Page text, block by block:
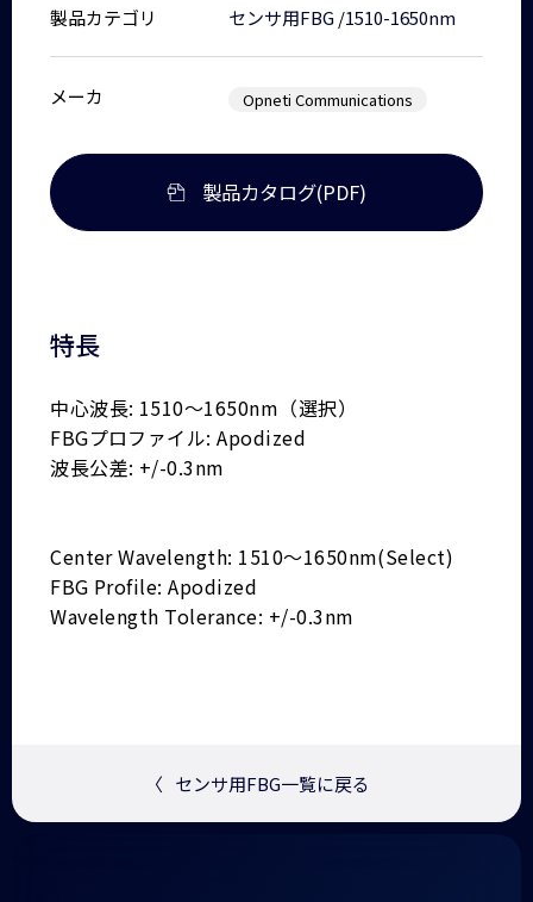
製品カテゴリ センサ用FBG/1510-1650nm
メーカ Opneti Communications
製品カタログ(PDF)
特長
中心波長: 1510～1650nm（選択）
FBGプロファイル: Apodized
波長公差: +/-0.3nm
Center Wavelength: 1510～1650nm(Select)
FBG Profile: Apodized
Wavelength Tolerance: +/-0.3nm
〈 センサ用FBG一覧に戻る